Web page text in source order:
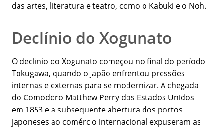
das artes, literatura e teatro, como o Kabuki e o Noh.
Declínio do Xogunato
O declínio do Xogunato começou no final do período
Tokugawa, quando o Japão enfrentou pressões
internas e externas para se modernizar. A chegada
do Comodoro Matthew Perry dos Estados Unidos
em 1853 e a subsequente abertura dos portos
japoneses ao comércio internacional expuseram as